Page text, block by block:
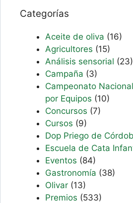
Categorías
Aceite de oliva (16)
Agricultores (15)
Análisis sensorial (23)
Campaña (3)
Campeonato
por Equipos (10)
Concursos (7)
Cursos (9)
Dop Priego de
Escuela de Cata
Eventos (84)
Gastronomía (38)
Olivar (13)
Premios (533)